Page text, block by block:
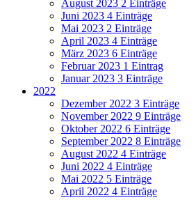
August 2023 2 Einträge
Juni 2023 4 Einträge
Mai 2023 2 Einträge
April 2023 4 Einträge
März 2023 6 Einträge
Februar 2023 1 Eintrag
Januar 2023 3 Einträge
2022
Dezember 2022 3 Einträge
November 2022 9 Einträge
Oktober 2022 6 Einträge
September 2022 8 Einträge
August 2022 4 Einträge
Juni 2022 4 Einträge
Mai 2022 5 Einträge
April 2022 4 Einträge